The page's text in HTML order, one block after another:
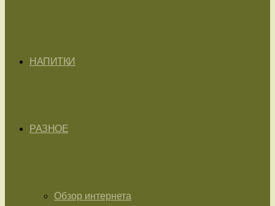
НАПИТКИ
РАЗНОЕ
Обзор интернета